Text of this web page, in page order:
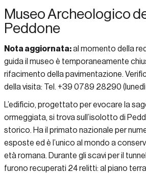
Museo Archeologico
Peddone
Nota aggiornata:al momento della
guida il museo è temporaneamente
rifacimento della pavimentazione.
della visita: Tel. +39 0789 28290
L’edificio, progettato per evocare la
ormeggiata, si trova sull’isolotto di
storico. Ha il primato nazionale per
esposte ed è l’unico al mondo a
età romana. Durante gli scavi per il
furono recuperati 24 relitti: al piano